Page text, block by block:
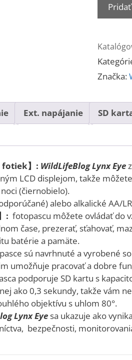
Značka:
Ext. napájanie SD
fotiek】: WildLifeBlog Lynx Eye
LCD displejom, takže
(čiernobielo).
alebo alkalické AA/
: fotopascu môžete ovládať do
čase, prezerať, sťahovať,
batérie a pamäte.
sú navrhnuté a vyrobené
umožňuje pracovať a dobre
podporuje SD kartu s
ako 0,3 sekundy, takže vám
objektívu s uhlom 80°.
Lynx Eye sa ukazuje ako
bezpečnosti,